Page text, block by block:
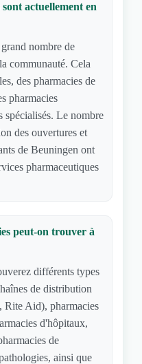
actuellement en
nombre de
communauté. Cela
des pharmacies de
pharmacies
spécialisés. Le nombre
des ouvertures et
de Beuningen ont
pharmaceutiques
peut-on trouver à
différents types
de distribution
Rite Aid), pharmacies
d'hôpitaux,
de
ainsi que